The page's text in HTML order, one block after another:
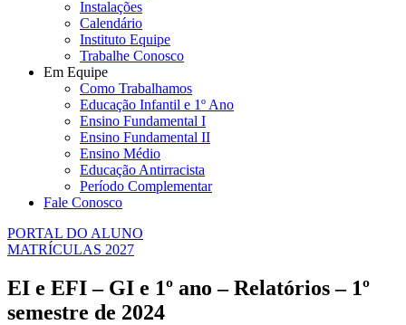
Instalações
Calendário
Instituto Equipe
Trabalhe Conosco
Em Equipe
Como Trabalhamos
Educação Infantil e 1º Ano
Ensino Fundamental I
Ensino Fundamental II
Ensino Médio
Educação Antirracista
Período Complementar
Fale Conosco
PORTAL DO ALUNO
MATRÍCULAS 2027
EI e EFI – GI e 1º ano – Relatórios – 1º
semestre de 2024